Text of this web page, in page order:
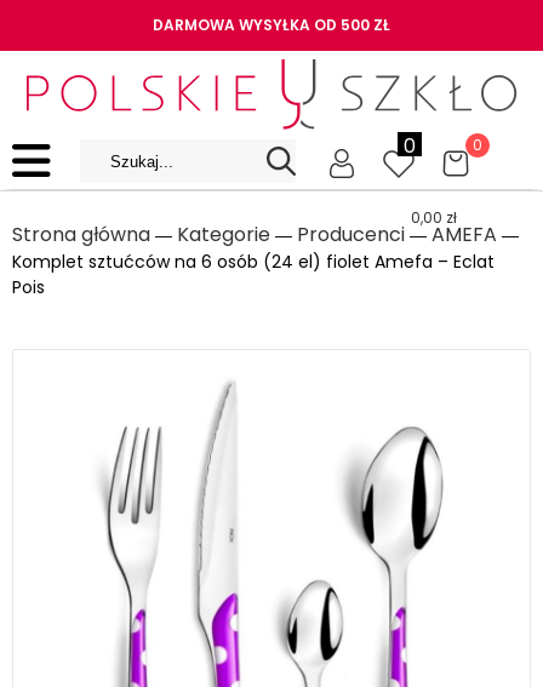
DARMOWA WYSYŁKA OD 500 ZŁ
0 0
0,00 zł
Strona główna ― Kategorie ― Producenci ― AMEFA ―
Komplet sztućców na 6 osób (24 el) fiolet Amefa – Eclat
Pois